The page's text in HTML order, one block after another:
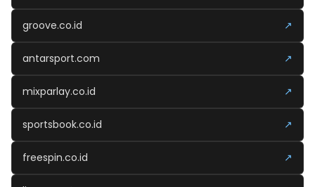
groove.co.id ↗
antarsport.com ↗
mixparlay.co.id ↗
sportsbook.co.id ↗
freespin.co.id ↗